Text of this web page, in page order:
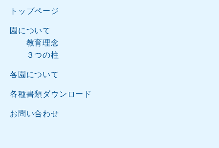
トップページ
園について
教育理念
３つの柱
各園について
各種書類ダウンロード
お問い合わせ